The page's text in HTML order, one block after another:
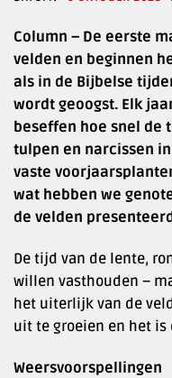
Column – De eerste
velden en beginnen
als in de Bijbelse
wordt geoogst. Elk
beseffen hoe snel de
tulpen en narcissen
vaste
wat hebben we
de velden
De tijd van de lente,
willen vasthouden –
het uiterlijk van de
uit te groeien en het
Weersvoorspellingen